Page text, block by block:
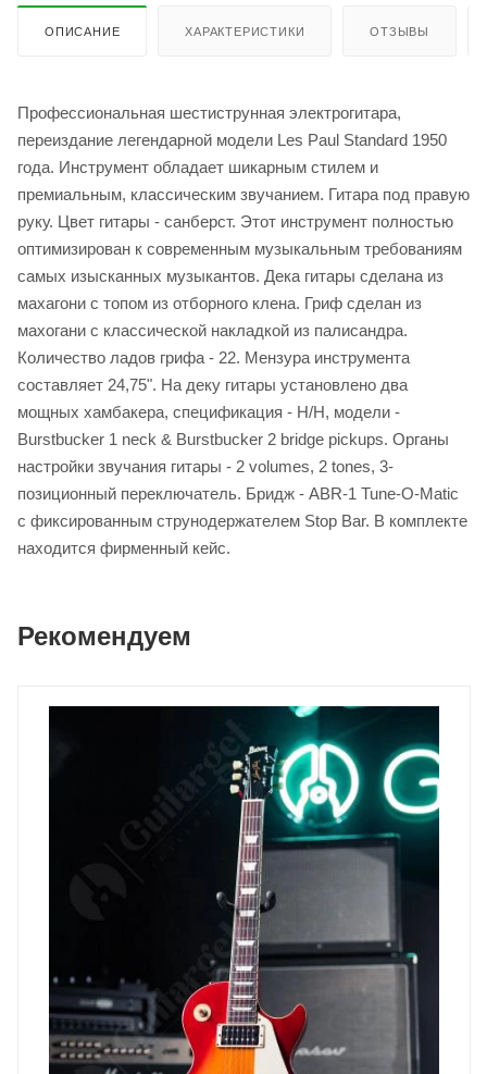
ОПИСАНИЕ ХАРАКТЕРИСТИКИ ОТЗЫВЫ
Профессиональная шестиструнная электрогитара,
переиздание легендарной модели Les Paul Standard 1950
года. Инструмент обладает шикарным стилем и
премиальным, классическим звучанием. Гитара под правую
руку. Цвет гитары - санберст. Этот инструмент полностью
оптимизирован к современным музыкальным требованиям
самых изысканных музыкантов. Дека гитары сделана из
махагони с топом из отборного клена. Гриф сделан из
махогани с классической накладкой из палисандра.
Количество ладов грифа - 22. Мензура инструмента
составляет 24,75". На деку гитары установлено два
мощных хамбакера, спецификация - Н/Н, модели -
Burstbucker 1 neck & Burstbucker 2 bridge pickups. Органы
настройки звучания гитары - 2 volumes, 2 tones, 3-
позиционный переключатель. Бридж - ABR-1 Tune-O-Matic
с фиксированным струнодержателем Stop Bar. В комплекте
находится фирменный кейс.
Рекомендуем